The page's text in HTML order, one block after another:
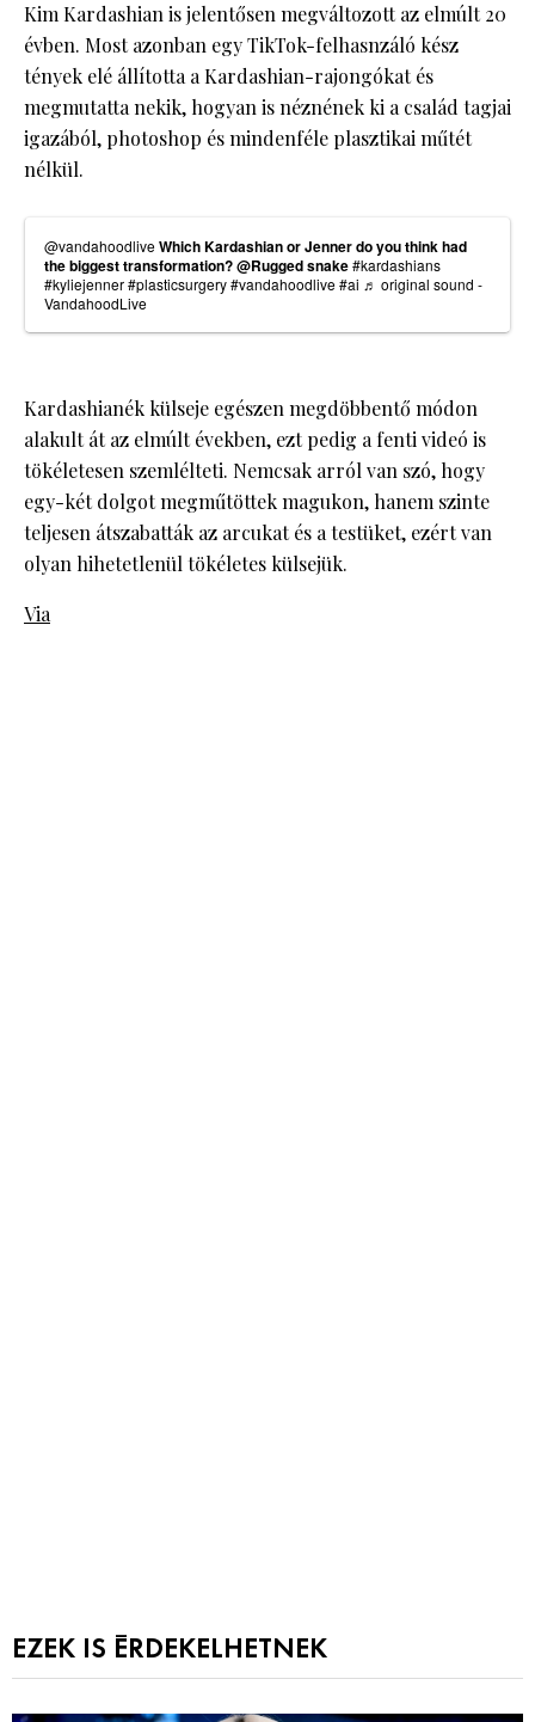
Kim Kardashian is jelentősen megváltozott az elmúlt 20
évben. Most azonban egy TikTok-felhasnzáló kész
tények elé állította a Kardashian-rajongókat és
megmutatta nekik, hogyan is néznének ki a család tagjai
igazából, photoshop és mindenféle plasztikai műtét
nélkül.
@vandahoodliveWhich Kardashian or Jenner do you think had
the biggest transformation? @Rugged snake#kardashians
#kyliejenner#plasticsurgery#vandahoodlive#ai ♬ original sound -
VandahoodLive
Kardashianék külseje egészen megdöbbentő módon
alakult át az elmúlt években, ezt pedig a fenti videó is
tökéletesen szemlélteti. Nemcsak arról van szó, hogy
egy-két dolgot megműtöttek magukon, hanem szinte
teljesen átszabatták az arcukat és a testüket, ezért van
olyan hihetetlenül tökéletes külsejük.
Via
EZEK IS ÉRDEKELHETNEK